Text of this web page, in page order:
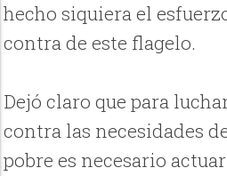
hecho siquiera el
contra de este flagelo.
Dejó claro que para
contra las necesidades
pobre es necesario